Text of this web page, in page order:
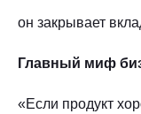
он закрывает
Главный миф
«Если продукт